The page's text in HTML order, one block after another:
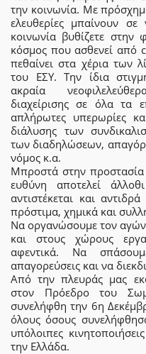
την κοινωνία. Με
ελευθερίες μπαίνουν
κοινωνία βυθίζετε στην
κόσμος που ασθενεί από
πεθαίνει στα χέρια των
του ΕΣΥ. Την ίδια
ακραία
διαχείρισης σε όλα τα
απλήρωτες υπερωρίες
διάλυσης των
των διαδηλώσεων,
νόμος κ.α.
Μπροστά στην προστασία
ευθύνη αποτελεί
αντιστέκεται και
πρόστιμα, χημικά και
Να οργανώσουμε τον
και στους χώρους
αφεντικά. Να
απαγορεύσεις και να
Από την πλευράς μας
στον Πρόεδρο του
συνελήφθη την 6η
όλους όσους
υπόλοιπες
την Ελλάδα.